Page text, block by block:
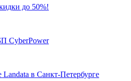
до 50%!
CyberPower
в Санкт-Петербурге